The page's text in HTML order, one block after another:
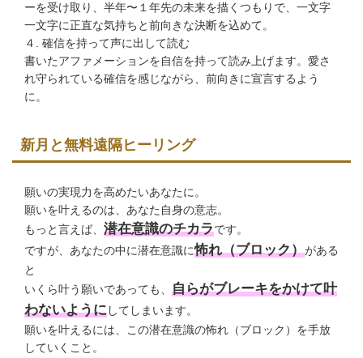
ーを受け取り、半年〜１年先の未来を描くつもりで、一文字
一文字に正直な気持ちと前向きな決断を込めて。
４. 確信を持って声に出して読む
書いたアファメーションを自信を持って読み上げます。愛さ
れ守られている確信を感じながら、前向きに宣言するよう
に。
新月と無料遠隔ヒーリング
願いの実現力を高めたいあなたに。
願いを叶えるのは、あなた自身の意志。
もっと言えば、 潜在意識のチカラです。
ですが、あなたの中に潜在意識に怖れ（ブロック）がある
と
いくら叶う願いであっても、 自らがブレーキをかけて叶
わないようにしてしまいます。
願いを叶えるには、この潜在意識の怖れ（ブロック）を手放
していくこと。